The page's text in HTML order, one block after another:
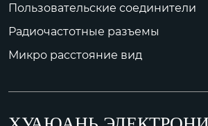
Пользовательские соединители
Радиочастотные разъемы
Микро расстояние вид